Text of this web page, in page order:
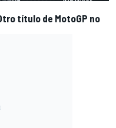
título de MotoGP no